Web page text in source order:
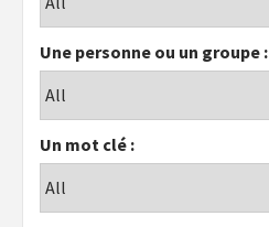
Une personne ou un groupe :
Un mot clé :